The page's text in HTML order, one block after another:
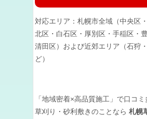
対応エリア：札幌市全域（中央区
北区・白石区・厚別区・手稲区・
清田区）および近郊エリア（石狩
ど）
「地域密着×高品質施工」で口コミ
草刈り・砂利敷きのことなら 札幌